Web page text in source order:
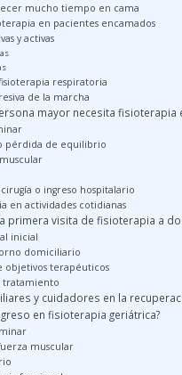
mucho tiempo en cama
en pacientes encamados
y activas
respiratoria
de la marcha
mayor necesita fisioterapia
pérdida de equilibrio
o ingreso hospitalario
en actividades cotidianas
primera visita de fisioterapia a
inicial
domiciliario
objetivos terapéuticos
tratamiento
y cuidadores en la
en fisioterapia geriátrica?
muscular